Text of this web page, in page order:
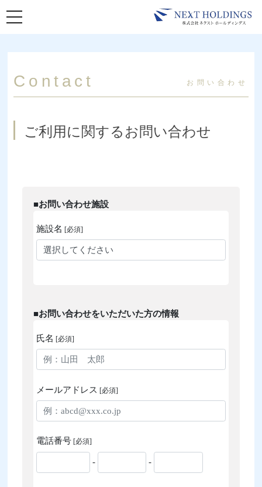
toggle navigation
Contact お問い合わせ
ご利用に関するお問い合わせ
■お問い合わせ施設
施設名 [必須]
■お問い合わせをいただいた方の情報
氏名 [必須]
メールアドレス [必須]
電話番号 [必須]
- -